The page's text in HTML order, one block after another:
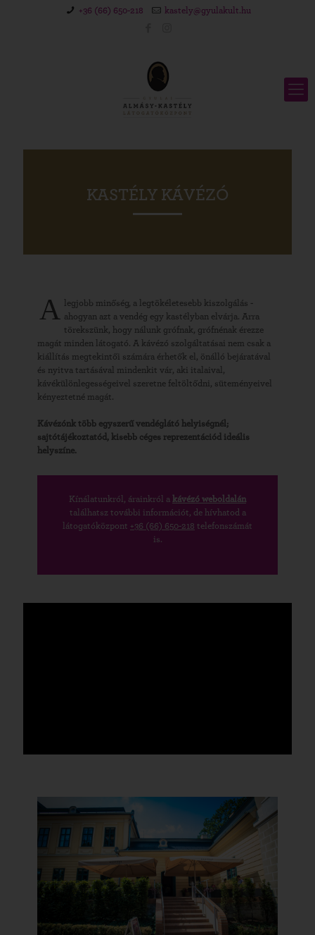
+36 (66) 650-218 kastely@gyulakult.hu
KASTÉLY KÁVÉZÓ
A
legjobb minőség, a legtökéletesebb kiszolgálás -
ahogyan azt a vendég egy kastélyban elvárja. Arra
törekszünk, hogy nálunk grófnak, grófnénak érezze
magát minden látogató. A kávézó szolgáltatásai nem csak a
kiállítás megtekintői számára érhetők el, önálló bejáratával
és nyitva tartásával mindenkit vár, aki italaival,
kávékülönlegességeivel szeretne feltöltődni, süteményeivel
kényeztetné magát.
Kávézónk több egyszerű vendéglátó helyiségnél;
sajtótájékoztatód, kisebb céges reprezentációd ideális
helyszíne.
Kínálatunkról, árainkról a kávézó weboldalán
találhatsz további információt, de hívhatod a
látogatóközpont +36 (66) 650-218 telefonszámát
is.